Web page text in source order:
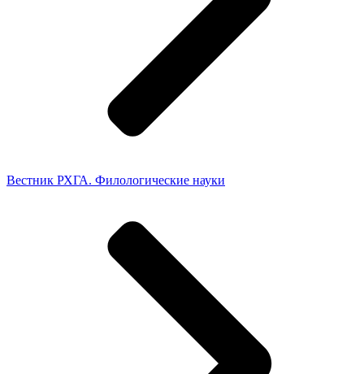
Вестник РХГА. Филологические науки